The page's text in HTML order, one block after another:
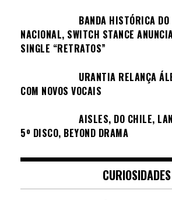
BANDA HISTÓRICA DO
NACIONAL, SWITCH STANCE
SINGLE “RETRATOS”
URANTIA RELANÇA
COM NOVOS VOCAIS
AISLES, DO CHILE,
5º DISCO, BEYOND DRAMA
CURIOSIDADES